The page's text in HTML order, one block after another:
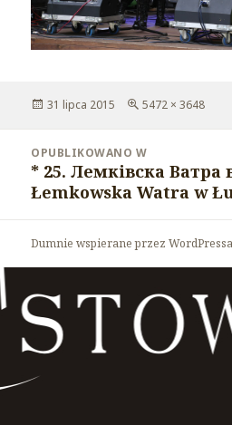
Opublikowano
31 lipca 2015
Pełny
5472 × 3648
wpisu
OPUBLIKOWANO W
* 25. Лемківска Ватра
Łemkowska Watra w
Dumnie wspierane przez WordPressa